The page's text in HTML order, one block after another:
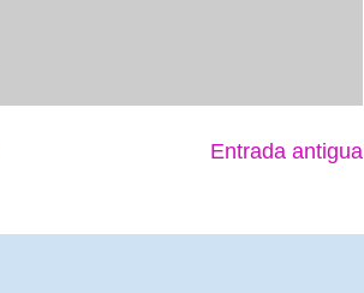
Entrada antigua